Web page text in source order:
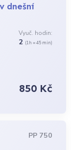
dnešní
Vyuč. hodin:
2 (1h = 45 min)
850 Kč
PP 750